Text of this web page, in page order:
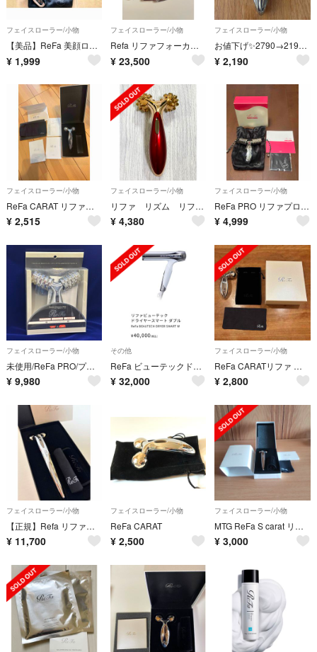
フェイスローラー/小物
【美品】ReFa 美顔ローラー
¥ 1,999
フェイスローラー/小物
Refa リファフォーカッサレイ
¥ 23,500
フェイスローラー/小物
お値下げ✨2790→2190 リファ 美顔ローラー
¥ 2,190
フェイスローラー/小物
ReFa CARAT リファカラットフェイスサロンモデル
¥ 2,515
フェイスローラー/小物
リファ リズム リファカラット コロコロローラー 美顔器 リファ 正規品 限定色
¥ 4,380
フェイスローラー/小物
ReFa PRO リファプロ 美顔ローラー MTG
¥ 4,999
フェイスローラー/小物
未使用/ReFa PRO/プラチナ電子ローラー.
¥ 9,980
その他
ReFa ビューテックドライヤースマートダブル白
¥ 32,000
フェイスローラー/小物
ReFa CARATリファ カラット MTG 正規品 PEC-L1706
¥ 2,800
フェイスローラー/小物
【正規】Refa リファエスカラット フェイスローラー ReFa S CARAT
¥ 11,700
フェイスローラー/小物
ReFa CARAT
¥ 2,500
フェイスローラー/小物
MTG ReFa S carat リファエスカラット
¥ 3,000